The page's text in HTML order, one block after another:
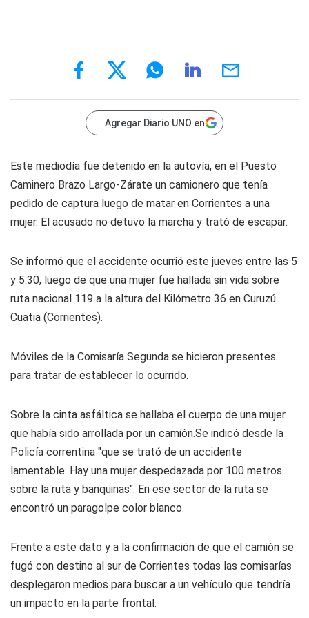
Agregar Diario UNO en
Este mediodía fue detenido en la autovía, en el Puesto
Caminero Brazo Largo-Zárate un camionero que tenía
pedido de captura luego de matar en Corrientes a una
mujer. El acusado no detuvo la marcha y trató de escapar.
Se informó que el accidente ocurrió este jueves entre las 5
y 5.30, luego de que una mujer fue hallada sin vida sobre
ruta nacional 119 a la altura del Kilómetro 36 en Curuzú
Cuatia (Corrientes).
Móviles de la Comisaría Segunda se hicieron presentes
para tratar de establecer lo ocurrido.
Sobre la cinta asfáltica se hallaba el cuerpo de una mujer
que había sido arrollada por un camión.Se indicó desde la
Policía correntina "que se trató de un accidente
lamentable. Hay una mujer despedazada por 100 metros
sobre la ruta y banquinas". En ese sector de la ruta se
encontró un paragolpe color blanco.
Frente a este dato y a la confirmación de que el camión se
fugó con destino al sur de Corrientes todas las comisarías
desplegaron medios para buscar a un vehículo que tendría
un impacto en la parte frontal.